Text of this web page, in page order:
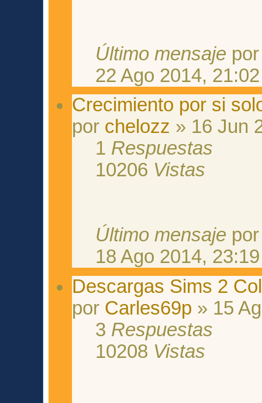
Último mensaje
22 Ago 2014, 21:02
Crecimiento por si
por chelozz » 16 Jun
1 Respuestas
10206 Vistas
Último mensaje
18 Ago 2014, 23:19
Descargas Sims 2
por Carles69p » 15
3 Respuestas
10208 Vistas